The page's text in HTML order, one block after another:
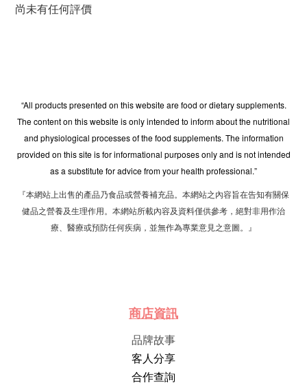
尚未有任何評價
“All products presented on this website are food or dietary supplements.
The content on this website is only intended to inform about the nutritional
and physiological processes of the food supplements. The information
provided on this site is for informational purposes only and is not intended
as a substitute for advice from your health professional.”
『本網站上出售的產品乃食品或營養補充品。本網站之內容旨在告知有關保
健品之營養及生理作用。本網站所載內容及資料僅供參考，絕對非用作治
療、醫療或預防任何疾病，並無作為專業意見之意圖。』
商店資訊
品牌故事
客人分享
合作查詢